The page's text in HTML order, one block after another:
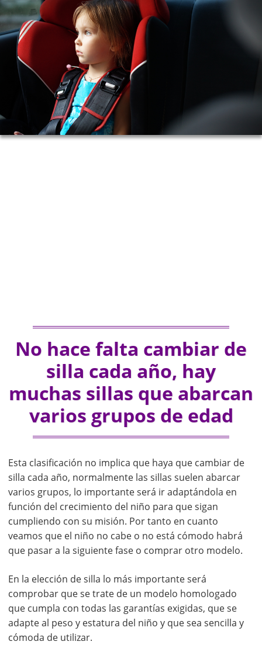
No hace falta cambiar de
silla cada año, hay
muchas sillas que abarcan
varios grupos de edad
Esta clasificación no implica que haya que cambiar de
silla cada año, normalmente las sillas suelen abarcar
varios grupos, lo importante será ir adaptándola en
función del crecimiento del niño para que sigan
cumpliendo con su misión. Por tanto en cuanto
veamos que el niño no cabe o no está cómodo habrá
que pasar a la siguiente fase o comprar otro modelo.
En la elección de silla lo más importante será
comprobar que se trate de un modelo homologado
que cumpla con todas las garantías exigidas, que se
adapte al peso y estatura del niño y que sea sencilla y
cómoda de utilizar.